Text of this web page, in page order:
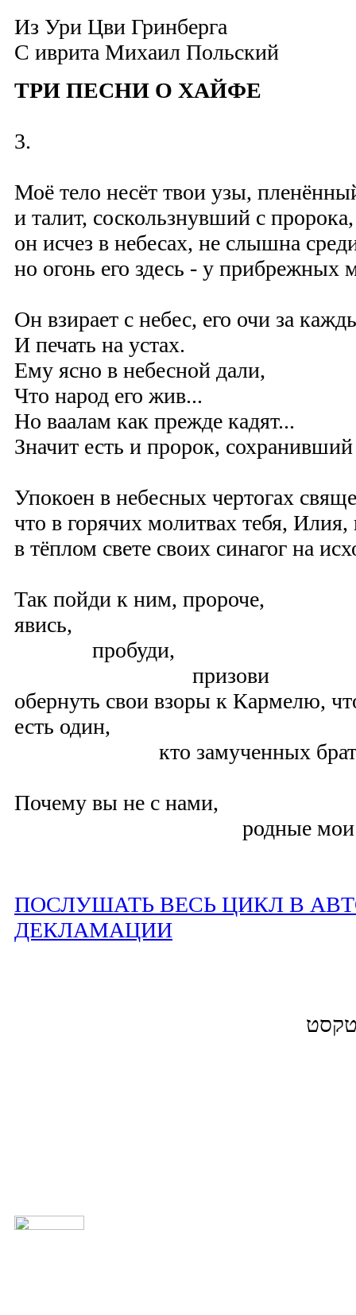
Из Ури Цви Гринберга
C иврита Михаил Польский
ТРИ ПЕСНИ О ХАЙФЕ
3.
Моё тело несёт твои узы,
и талит, соскользнувший с
он исчез в небесах, не слышна
но огонь его здесь - у прибрежных
Он взирает с небес, его очи за
И печать на устах.
Ему ясно в небесной дали,
Что народ его жив...
Но ваалам как прежде кадят...
Значит есть и пророк,
Упокоен в небесных чертогах
что в горячих молитвах тебя, Илия,
в тёплом свете своих синагог на
Так пойди к ним, пророче,
явись,
пробуди,
призови
обернуть свои взоры к Кармелю,
есть один,
кто замученных
Почему вы не с нами,
родные
ПОСЛУШАТЬ ВЕСЬ ЦИКЛ В
ДЕКЛАМАЦИИ
טקסט